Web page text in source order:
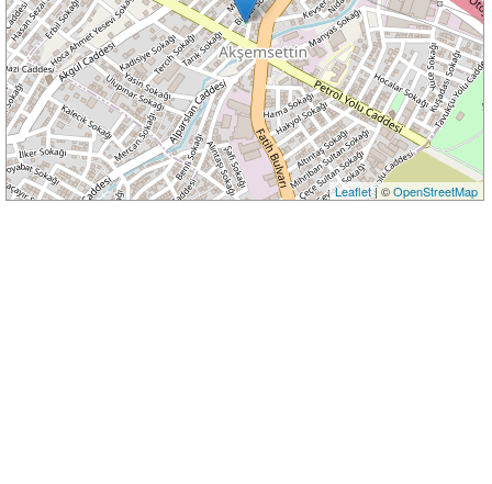
Leaflet| ©OpenStreetMap